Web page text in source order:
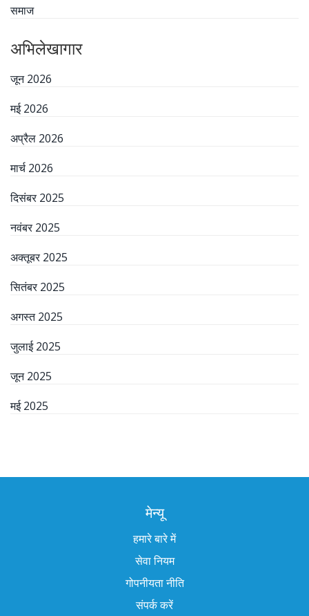
समाज
अभिलेखागार
जून 2026
मई 2026
अप्रैल 2026
मार्च 2026
दिसंबर 2025
नवंबर 2025
अक्तूबर 2025
सितंबर 2025
अगस्त 2025
जुलाई 2025
जून 2025
मई 2025
मेन्यू
हमारे बारे में
सेवा नियम
गोपनीयता नीति
संपर्क करें